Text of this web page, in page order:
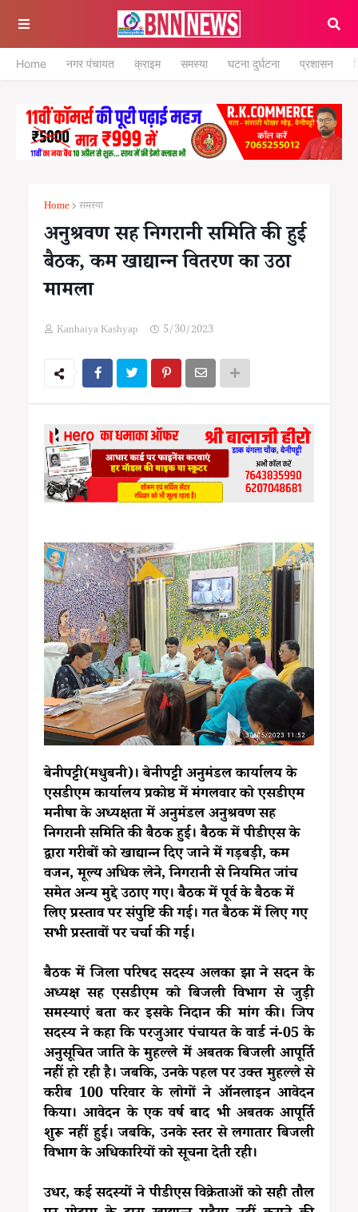
Home नगर पंचायत क्राइम समस्या घटना दुर्घटना प्रशासन
Home समस्या
अनुश्रवण सह निगरानी समिति की हुई
बैठक, कम खाद्यान्न वितरण का उठा
मामला
Kanhaiya Kashyap 5/30/2023
बेनीपट्टी(मधुबनी)। बेनीपट्टी अनुमंडल कार्यालय के
एसडीएम कार्यालय प्रकोष्ठ में मंगलवार को एसडीएम
मनीषा के अध्यक्षता में अनुमंडल अनुश्रवण सह
निगरानी समिति की बैठक हुई। बैठक में पीडीएस के
द्वारा गरीबों को खाद्यान्न दिए जाने में गड़बड़ी, कम
वजन, मूल्य अधिक लेने, निगरानी से नियमित जांच
समेत अन्य मुद्दे उठाए गए। बैठक में पूर्व के बैठक में
लिए प्रस्ताव पर संपुष्टि की गई। गत बैठक में लिए गए
सभी प्रस्तावों पर चर्चा की गई।
बैठक में जिला परिषद सदस्य अलका झा ने सदन के
अध्यक्ष सह एसडीएम को बिजली विभाग से जुड़ी
समस्याएं बता कर इसके निदान की मांग की। जिप
सदस्य ने कहा कि परजुआर पंचायत के वार्ड नं-05 के
अनुसूचित जाति के मुहल्ले में अबतक बिजली आपूर्ति
नहीं हो रही है। जबकि, उनके पहल पर उक्त मुहल्ले से
करीब 100 परिवार के लोगों ने ऑनलाइन आवेदन
किया। आवेदन के एक वर्ष बाद भी अबतक आपूर्ति
शुरू नहीं हुई। जबकि, उनके स्तर से लगातार बिजली
विभाग के अधिकारियों को सूचना देती रही।
उधर, कई सदस्यों ने पीडीएस विक्रेताओं को सही तौल